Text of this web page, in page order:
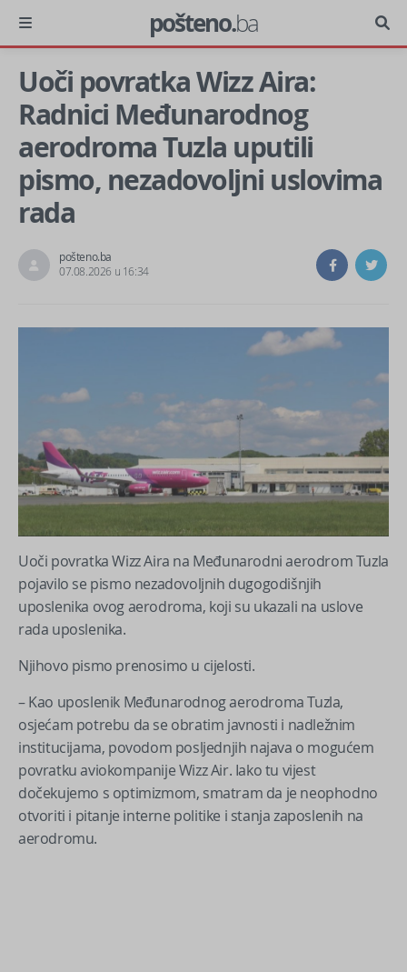
pošteno.ba
Uoči povratka Wizz Aira:
Radnici Međunarodnog
aerodroma Tuzla uputili
pismo, nezadovoljni uslovima
rada
pošteno.ba
07.08.2026 u 16:34
Uoči povratka Wizz Aira na Međunarodni aerodrom Tuzla
pojavilo se pismo nezadovoljnih dugogodišnjih
uposlenika ovog aerodroma, koji su ukazali na uslove
rada uposlenika.
Njihovo pismo prenosimo u cijelosti.
– Kao uposlenik Međunarodnog aerodroma Tuzla,
osjećam potrebu da se obratim javnosti i nadležnim
institucijama, povodom posljednjih najava o mogućem
povratku aviokompanije Wizz Air. Iako tu vijest
dočekujemo s optimizmom, smatram da je neophodno
otvoriti i pitanje interne politike i stanja zaposlenih na
aerodromu.